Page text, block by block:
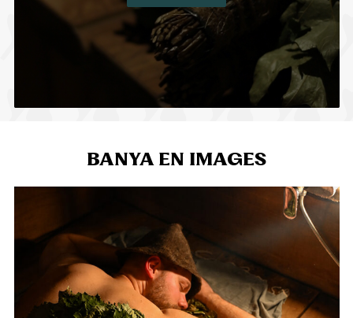
BANYA EN IMAGES